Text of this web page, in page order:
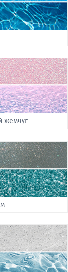
жемчуг